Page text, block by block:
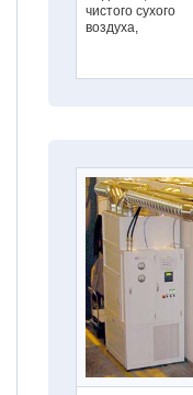
чистого сухого
воздуха,